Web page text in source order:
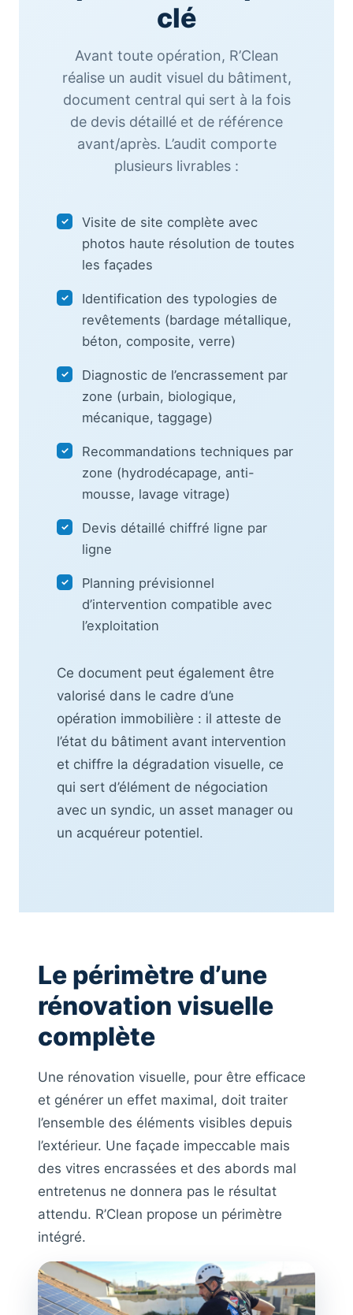
clé
Avant toute opération, R’Clean
réalise un audit visuel du bâtiment,
document central qui sert à la fois
de devis détaillé et de référence
avant/après. L’audit comporte
plusieurs livrables :
✓
Visite de site complète avec
photos haute résolution de toutes
les façades
✓
Identification des typologies de
revêtements (bardage métallique,
béton, composite, verre)
✓
Diagnostic de l’encrassement par
zone (urbain, biologique,
mécanique, taggage)
✓
Recommandations techniques par
zone (hydrodécapage, anti-
mousse, lavage vitrage)
✓
Devis détaillé chiffré ligne par
ligne
✓
Planning prévisionnel
d’intervention compatible avec
l’exploitation
Ce document peut également être
valorisé dans le cadre d’une
opération immobilière : il atteste de
l’état du bâtiment avant intervention
et chiffre la dégradation visuelle, ce
qui sert d’élément de négociation
avec un syndic, un asset manager ou
un acquéreur potentiel.
Le périmètre d’une
rénovation visuelle
complète
Une rénovation visuelle, pour être efficace
et générer un effet maximal, doit traiter
l’ensemble des éléments visibles depuis
l’extérieur. Une façade impeccable mais
des vitres encrassées et des abords mal
entretenus ne donnera pas le résultat
attendu. R’Clean propose un périmètre
intégré.